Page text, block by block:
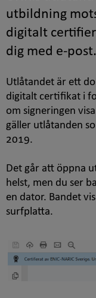
utbildning
digitalt
dig med e-post.
Utlåtandet är ett
digitalt certifikat i
om signeringen
gäller utlåtanden
2019.
Det går att öppna
helst, men du ser
en dator. Bandet
surfplatta.